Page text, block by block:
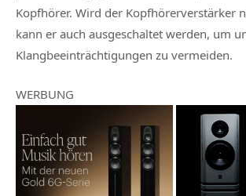
Kopfhörer. Wird der Kopfhörerverstärker
kann er auch ausgeschaltet werden, um
Klangbeeinträchtigungen zu vermeiden.
WERBUNG